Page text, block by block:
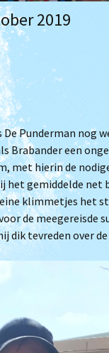
2019
Punderman nog
Brabander een
met hierin de
gemiddelde net
klimmetjes het
de meegereisde
dik tevreden over